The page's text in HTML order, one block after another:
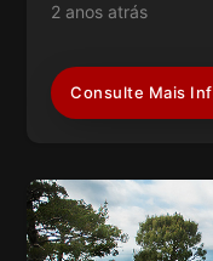
2 anos atrás
Consulte Mais